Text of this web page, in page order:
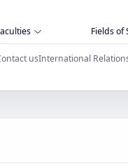
Fields of
usInternational